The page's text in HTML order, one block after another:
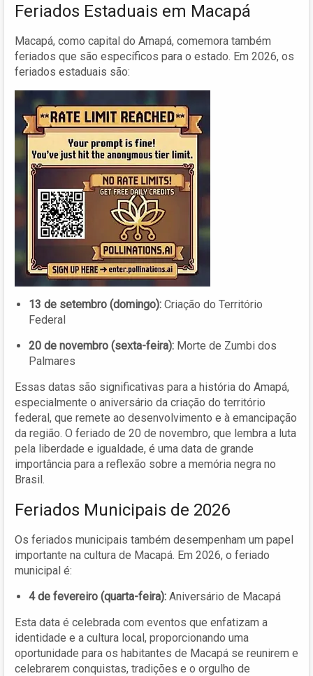
Feriados Estaduais em Macapá
Macapá, como capital do Amapá, comemora também
feriados que são específicos para o estado. Em 2026, os
feriados estaduais são:
13 de setembro (domingo): Criação do Território
Federal
20 de novembro (sexta-feira): Morte de Zumbi dos
Palmares
Essas datas são significativas para a história do Amapá,
especialmente o aniversário da criação do território
federal, que remete ao desenvolvimento e à emancipação
da região. O feriado de 20 de novembro, que lembra a luta
pela liberdade e igualdade, é uma data de grande
importância para a reflexão sobre a memória negra no
Brasil.
Feriados Municipais de 2026
Os feriados municipais também desempenham um papel
importante na cultura de Macapá. Em 2026, o feriado
municipal é:
4 de fevereiro (quarta-feira): Aniversário de Macapá
Esta data é celebrada com eventos que enfatizam a
identidade e a cultura local, proporcionando uma
oportunidade para os habitantes de Macapá se reunirem e
celebrarem conquistas, tradições e o orgulho de